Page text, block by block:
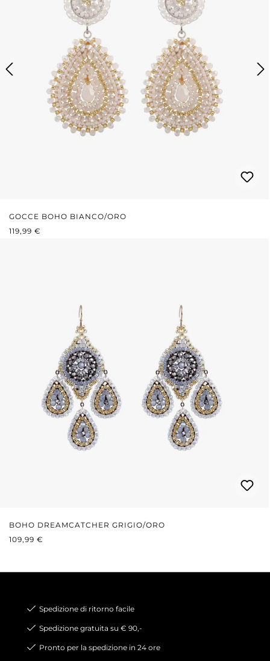
GOCCE BOHO BIANCO/ORO
PREZZO NORMALE:
119,99 €
BOHO DREAMCATCHER GRIGIO/ORO
PREZZO NORMALE:
109,99 €
Spedizione di ritorno facile
Spedizione gratuita su € 90,-
Pronto per la spedizione in 24 ore